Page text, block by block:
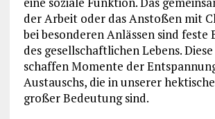
der Arbeit oder das Anstoßen mit
bei besonderen Anlässen sind feste
des gesellschaftlichen Lebens.
schaffen Momente der
Austauschs, die in unserer
großer Bedeutung sind.